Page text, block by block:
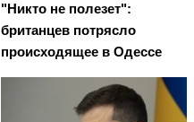
"Никто не полезет":
британцев потрясло
происходящее в Одессе